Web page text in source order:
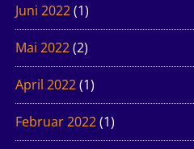
Juni 2022(1)
Mai 2022(2)
April 2022(1)
Februar 2022(1)